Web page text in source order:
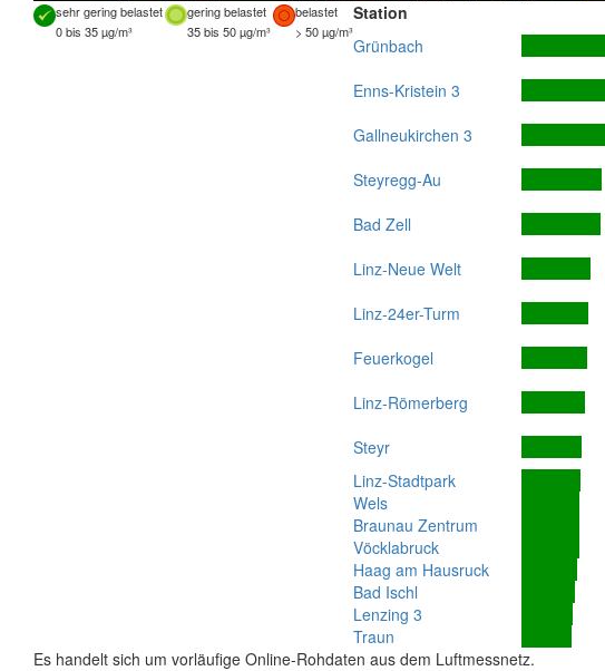
sehr gering belastet gering belastet
belastet
0 bis 35 µg/m³
35 bis 50 µg/m³ > 50 µg/m³
Station
Grünbach
Enns-Kristein 3
Gallneukirchen 3
Steyregg-Au
Bad Zell
Linz-Neue Welt
Linz-24er-Turm
Feuerkogel
Linz-Römerberg
Steyr
Linz-Stadtpark
Wels
Braunau Zentrum
Vöcklabruck
Haag am Hausruck
Bad Ischl
Lenzing 3
Traun
Es handelt sich um vorläufige Online-Rohdaten aus dem Luftmessnetz.